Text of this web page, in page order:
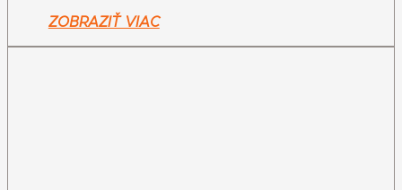
399,00€.
ZOBRAZIŤ VIAC